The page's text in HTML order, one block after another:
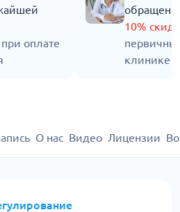
при оплате
10%
клинике
О нас Видео Лицензии